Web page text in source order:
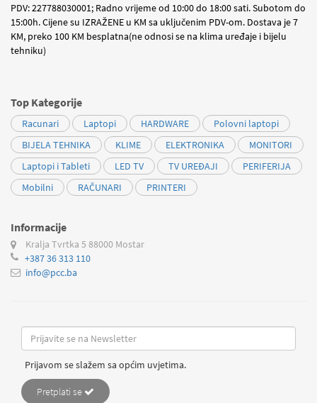
PDV: 227788030001; Radno vrijeme od 10:00 do 18:00 sati. Subotom do
15:00h. Cijene su IZRAŽENE u KM sa uključenim PDV-om. Dostava je 7
KM, preko 100 KM besplatna(ne odnosi se na klima uređaje i bijelu
tehniku)
Top Kategorije
Racunari Laptopi HARDWARE
Polovni laptopi
BIJELA TEHNIKA
KLIME ELEKTRONIKA
MONITORI
Laptopi i Tableti
LED TV TV UREĐAJI
PERIFERIJA
Mobilni
RAČUNARI PRINTERI
Informacije
Kralja Tvrtka 5 88000 Mostar
+387 36 313 110
info@pcc.ba
Prijavom se slažem sa općim uvjetima.
Pretplati se